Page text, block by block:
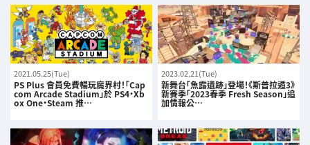
2021.05.25(Tue)
PS Plus 會員免費暢玩魔界村！「Cap
com Arcade Stadium」於 PS4・Xb
ox One・Steam 推…
2023.02.21(Tue)
新舞台「魚露遺跡」登場！《斯普拉遁3》
新賽季「2023春季 Fresh Season」追
加情報公…